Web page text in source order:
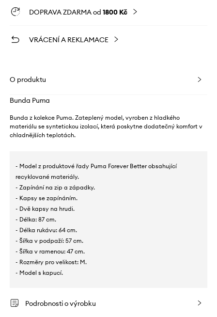
DOPRAVA ZDARMA od 1800 Kč
VRÁCENÍ A REKLAMACE
O produktu
Bunda Puma
Bunda z kolekce Puma. Zateplený model, vyroben z hladkého
materiálu se syntetickou izolací, která poskytne dodatečný komfort v
chladnějších teplotách.
- Model z produktové řady Puma Forever Better obsahující
recyklované materiály.
- Zapínání na zip a západky.
- Kapsy se zapínáním.
- Dvě kapsy na hrudi.
- Délka: 87 cm.
- Délka rukávu: 64 cm.
- Šířka v podpaží: 57 cm.
- Šířka v ramenou: 47 cm.
- Rozměry pro velikost: M.
- Model s kapucí.
Podrobnosti o výrobku